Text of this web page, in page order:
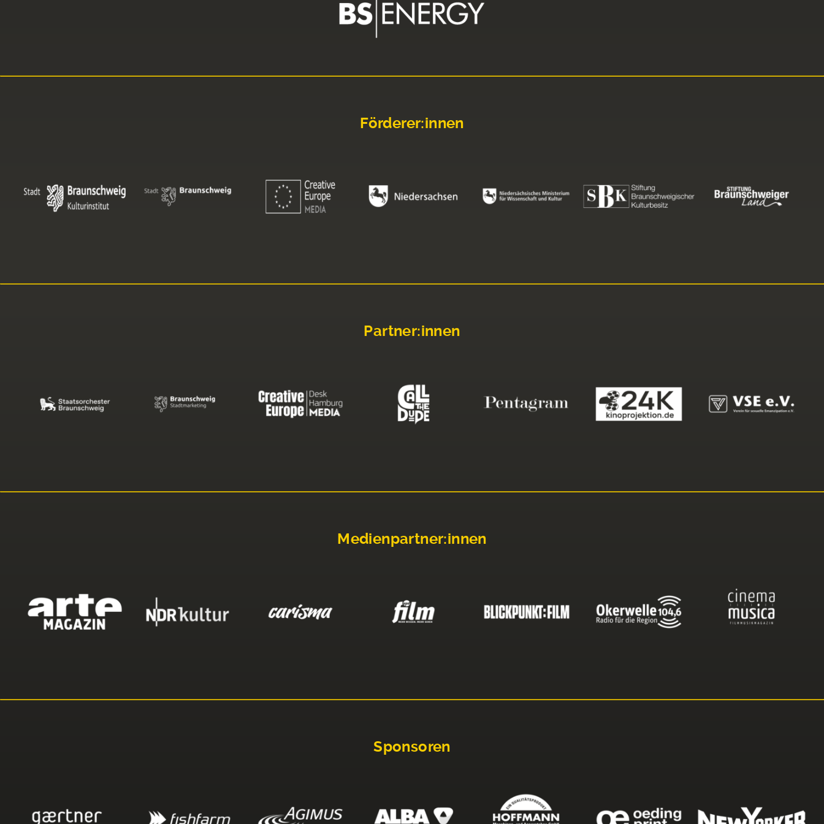
Förderer:innen
Partner:innen
Medienpartner:innen
Sponsoren